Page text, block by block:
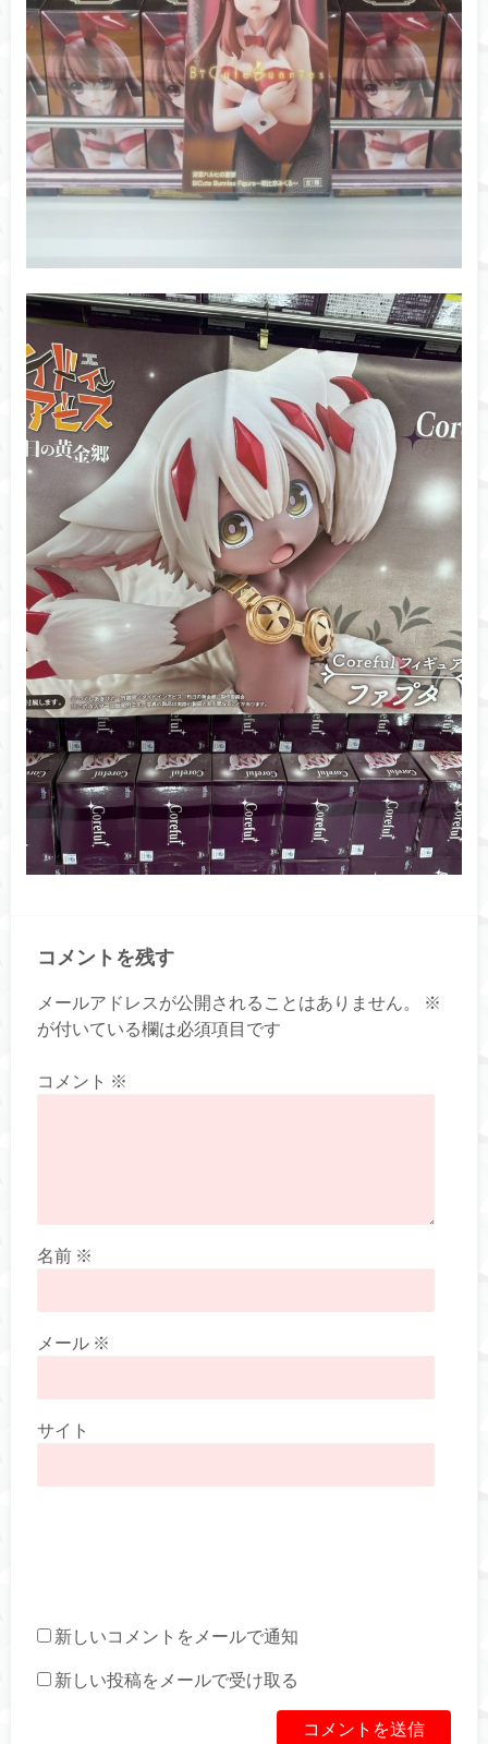
コメントを残す
メールアドレスが公開されることはありません。
※
が付いている欄は必須項目です
コメント ※
名前 ※
メール ※
サイト
新しいコメントをメールで通知
新しい投稿をメールで受け取る